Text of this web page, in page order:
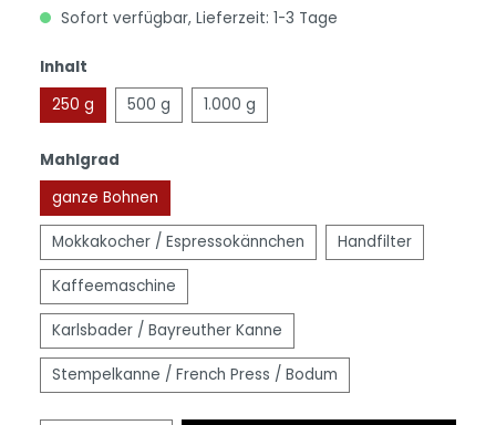
Sofort verfügbar, Lieferzeit: 1-3 Tage
Inhalt
250 g
500 g 1.000 g
Mahlgrad
ganze Bohnen
Mokkakocher / Espressokännchen Handfilter
Kaffeemaschine
Karlsbader / Bayreuther Kanne
Stempelkanne / French Press / Bodum